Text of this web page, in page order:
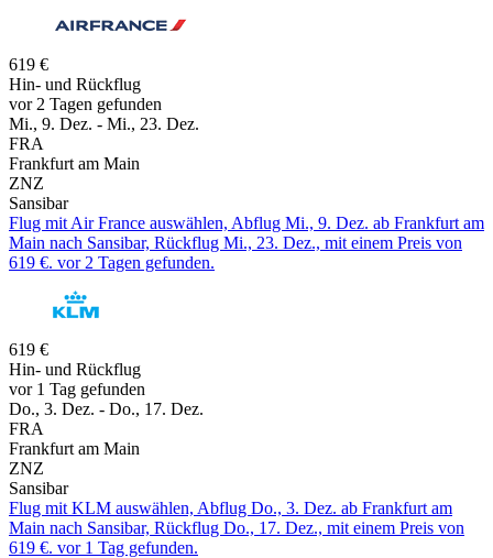
619 €
Hin- und Rückflug
vor 2 Tagen gefunden
Mi., 9. Dez. - Mi., 23. Dez.
FRA
Frankfurt am Main
ZNZ
Sansibar
Flug mit Air France auswählen, Abflug Mi., 9. Dez. ab Frankfurt am
Main nach Sansibar, Rückflug Mi., 23. Dez., mit einem Preis von
619 €. vor 2 Tagen gefunden.
619 €
Hin- und Rückflug
vor 1 Tag gefunden
Do., 3. Dez. - Do., 17. Dez.
FRA
Frankfurt am Main
ZNZ
Sansibar
Flug mit KLM auswählen, Abflug Do., 3. Dez. ab Frankfurt am
Main nach Sansibar, Rückflug Do., 17. Dez., mit einem Preis von
619 €. vor 1 Tag gefunden.